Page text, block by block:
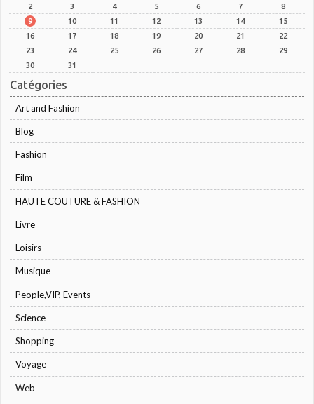
2
3 4 5 6 7
8
9
10 11 12 13 14
15
16
17 18 19 20 21
22
23
24 25 26 27 28
29
30
31
Catégories
Art and Fashion
Blog
Fashion
Film
HAUTE COUTURE & FASHION
Livre
Loisirs
Musique
People,VIP, Events
Science
Shopping
Voyage
Web